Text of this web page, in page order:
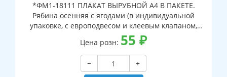
*ФМ1-18111 ПЛАКАТ ВЫРУБНОЙ А4 В ПАКЕТЕ.
Рябина осенняя с ягодами (в индивидуальной
упаковке, с европодвесом и клеевым клапаном,
двухсторонний, ВД-лак)
Цена розн: 55 ₽
−
+